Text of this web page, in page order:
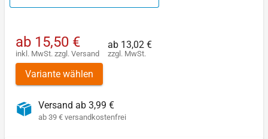
ab 15,50 €
inkl. MwSt. zzgl. Versand
ab 13,02 €
zzgl. MwSt.
Variante wählen
Versand ab 3,99 €
ab 39 € versandkostenfrei